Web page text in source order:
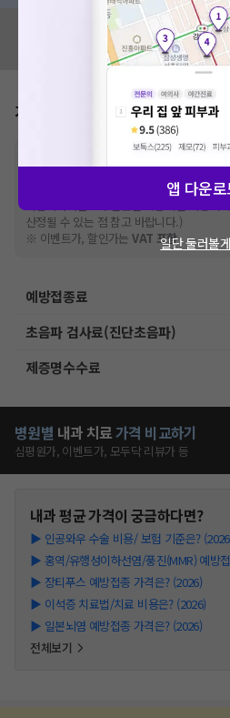
혹시 잘못된 병원정보가 있나요?
모두닥 팀에 알려주세요!
가격표
추가비용 등으로 실
한 가격은 해당 의료기관에 직접 문의해주
건강보험심사평가원
산정될 수 있는 점 참고 바랍니다.)
※ 이벤트가, 할인가는VAT 포함
예방접종료
초음파 검사료(진단초음파)
제증명수수료
병원별 내과 치료가격 비교하기
심평원가, 이벤트가, 모두닥 리뷰가 등
내과평균 가격이 궁금하다면?
▶ 인공와우 수술 비용/ 보험 기준은?
▶ 홍역/유행성이하선염/풍진(MMR) 예방
▶ 장티푸스 예방접종 가격은? (2026)
▶ 이석증 치료법/치료 비용은? (2026)
▶ 일본뇌염 예방접종 가격은? (2026)
전체보기
앱 다운
일단 둘러볼